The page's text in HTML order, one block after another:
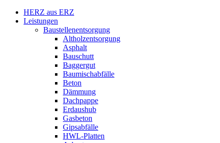
HERZ aus ERZ
Leistungen
Baustellenentsorgung
Altholzentsorgung
Asphalt
Bauschutt
Baggergut
Baumischabfälle
Beton
Dämmung
Dachpappe
Erdaushub
Gasbeton
Gipsabfälle
HWL-Platten